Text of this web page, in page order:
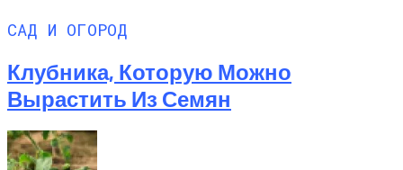
САД И ОГОРОД
Клубника, Которую Можно
Вырастить Из Семян